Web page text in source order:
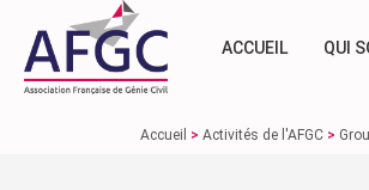
ACCUEIL QUI
Accueil > Activités de l'AFGC >